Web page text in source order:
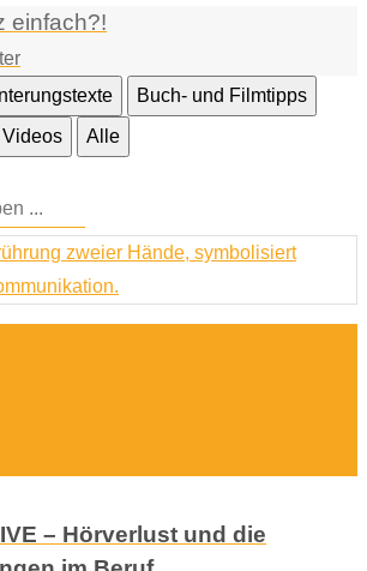
einfach?!
Buch- und Filmtipps
Videos
Alle
– Hörverlust und die